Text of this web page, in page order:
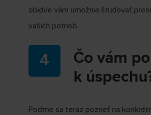
obidve vám umožnia študovať
vašich potrieb.
Čo vám
k
Poďme sa teraz pozrieť na